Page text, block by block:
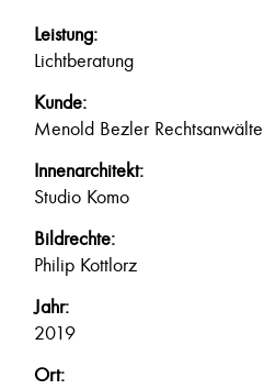
Leistung:
Lichtberatung
Kunde:
Menold Bezler Rechtsanwälte
Innenarchitekt:
Studio Komo
Bildrechte:
Philip Kottlorz
Jahr:
2019
Ort: